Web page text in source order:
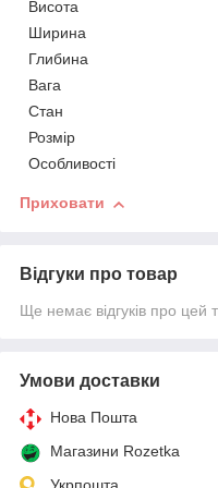
Висота
Ширина
Глибина
Вага
Стан
Розмір
Особливості
Приховати
Відгуки про товар
Ще немає відгуків про цей
Умови доставки
Нова Пошта
Магазини Rozetka